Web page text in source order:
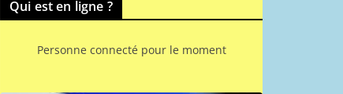
Qui est en ligne ?
Personne connecté pour le moment